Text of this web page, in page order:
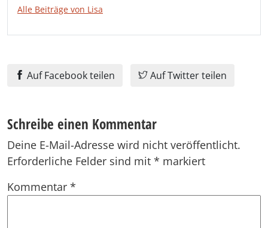
Alle Beiträge von Lisa
Auf Facebook teilen Auf Twitter teilen
Schreibe einen Kommentar
Deine E-Mail-Adresse wird nicht veröffentlicht.
Erforderliche Felder sind mit * markiert
Kommentar *